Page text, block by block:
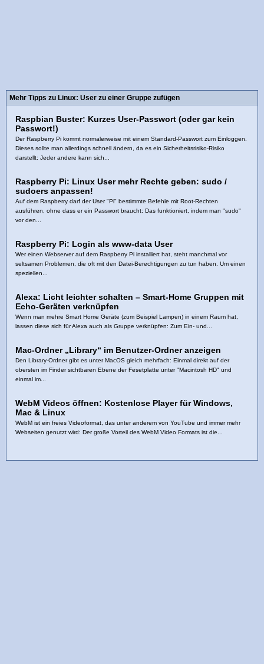
Mehr Tipps zu Linux: User zu einer Gruppe zufügen
Raspbian Buster: Kurzes User-Passwort (oder gar kein
Passwort!)
Der Raspberry Pi kommt normalerweise mit einem Standard-Passwort zum Einloggen.
Dieses sollte man allerdings schnell ändern, da es ein Sicherheitsrisiko-Risiko
darstellt: Jeder andere kann sich...
Raspberry Pi: Linux User mehr Rechte geben: sudo /
sudoers anpassen!
Auf dem Raspberry darf der User "Pi" bestimmte Befehle mit Root-Rechten
ausführen, ohne dass er ein Passwort braucht: Das funktioniert, indem man "sudo"
vor den...
Raspberry Pi: Login als www-data User
Wer einen Webserver auf dem Raspberry Pi installiert hat, steht manchmal vor
seltsamen Problemen, die oft mit den Datei-Berechtigungen zu tun haben. Um einen
speziellen...
Alexa: Licht leichter schalten – Smart-Home Gruppen mit
Echo-Geräten verknüpfen
Wenn man mehre Smart Home Geräte (zum Beispiel Lampen) in einem Raum hat,
lassen diese sich für Alexa auch als Gruppe verknüpfen: Zum Ein- und...
Mac-Ordner „Library“ im Benutzer-Ordner anzeigen
Den Library-Ordner gibt es unter MacOS gleich mehrfach: Einmal direkt auf der
obersten im Finder sichtbaren Ebene der Fesetplatte unter "Macintosh HD" und
einmal im...
WebM Videos öffnen: Kostenlose Player für Windows,
Mac & Linux
WebM ist ein freies Videoformat, das unter anderem von YouTube und immer mehr
Webseiten genutzt wird: Der große Vorteil des WebM Video Formats ist die...